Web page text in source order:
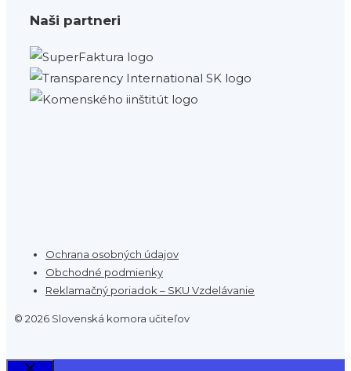
Naši partneri
Ochrana osobných údajov
Obchodné podmienky
Reklamačný poriadok – SKU Vzdelávanie
© 2026 Slovenská komora učiteľov